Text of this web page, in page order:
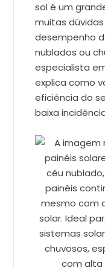
sol é um
muitas
desempenho
nublados ou
especialista
explica como
eficiência do
baixa